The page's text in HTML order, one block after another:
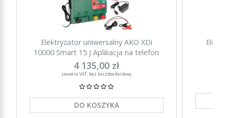
Elektryzator uniwersalny AKO XDi
10000 Smart 15 J Aplikacja na telefon
4 135,00 zł
zawiera VAT, bez kosztów dostawy
DO KOSZYKA